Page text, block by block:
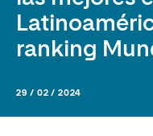
ranking
29 / 02 / 2024